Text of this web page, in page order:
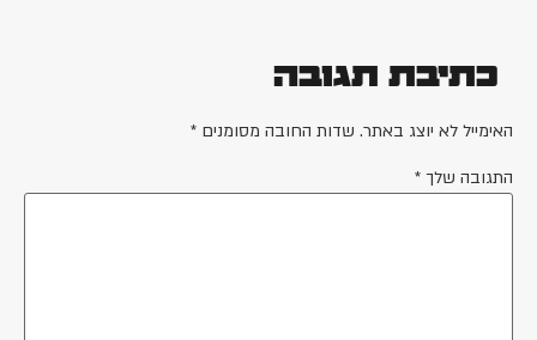
כתיבת תגובה
האימייל לא יוצג באתר. שדות החובה מסומנים *
התגובה שלך *